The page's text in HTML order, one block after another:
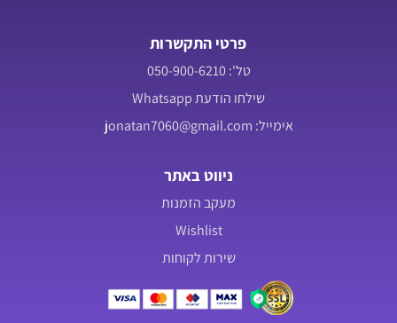
פרטי התקשרות
טל': 050-900-6210
שילחו הודעת Whatsapp
אימייל: jonatan7060@gmail.com
ניווט באתר
מעקב הזמנות
Wishlist
שירות לקוחות